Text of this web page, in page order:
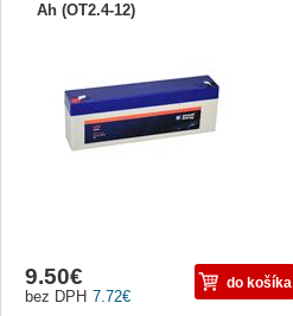
Ah (OT2.4-12)
Bezúdržbová konstrukce, odolná proti
otřesům, optimální životnost 4-6 let.
7.72€
bez DPH
9.50€ do košíka